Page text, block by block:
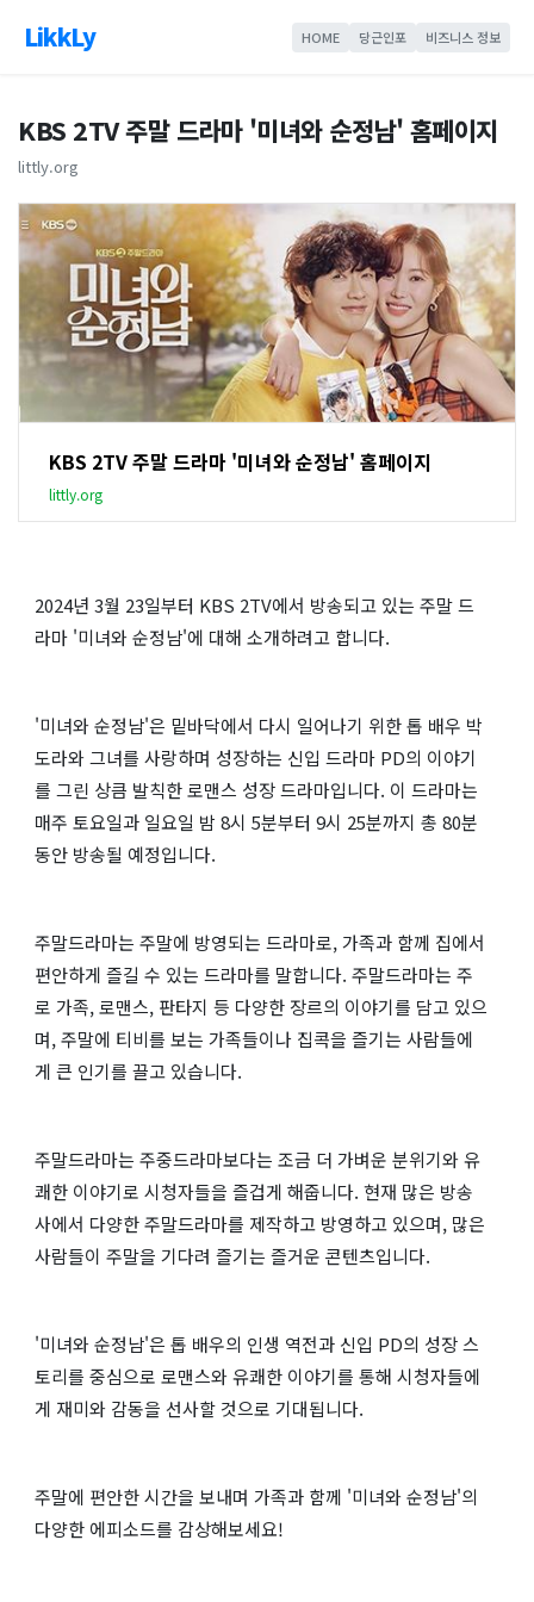
LikkLy HOME 당근인포 비즈니스 정보
KBS 2TV 주말 드라마 '미녀와 순정남' 홈페이지
littly.org
KBS 2TV 주말 드라마 '미녀와 순정남' 홈페이지
littly.org
2024년 3월 23일부터 KBS 2TV에서 방송되고 있는 주말 드
라마 '미녀와 순정남'에 대해 소개하려고 합니다.
'미녀와 순정남'은 밑바닥에서 다시 일어나기 위한 톱 배우 박
도라와 그녀를 사랑하며 성장하는 신입 드라마 PD의 이야기
를 그린 상큼 발칙한 로맨스 성장 드라마입니다. 이 드라마는
매주 토요일과 일요일 밤 8시 5분부터 9시 25분까지 총 80분
동안 방송될 예정입니다.
주말드라마는 주말에 방영되는 드라마로, 가족과 함께 집에서
편안하게 즐길 수 있는 드라마를 말합니다. 주말드라마는 주
로 가족, 로맨스, 판타지 등 다양한 장르의 이야기를 담고 있으
며, 주말에 티비를 보는 가족들이나 집콕을 즐기는 사람들에
게 큰 인기를 끌고 있습니다.
주말드라마는 주중드라마보다는 조금 더 가벼운 분위기와 유
쾌한 이야기로 시청자들을 즐겁게 해줍니다. 현재 많은 방송
사에서 다양한 주말드라마를 제작하고 방영하고 있으며, 많은
사람들이 주말을 기다려 즐기는 즐거운 콘텐츠입니다.
'미녀와 순정남'은 톱 배우의 인생 역전과 신입 PD의 성장 스
토리를 중심으로 로맨스와 유쾌한 이야기를 통해 시청자들에
게 재미와 감동을 선사할 것으로 기대됩니다.
주말에 편안한 시간을 보내며 가족과 함께 '미녀와 순정남'의
다양한 에피소드를 감상해보세요!